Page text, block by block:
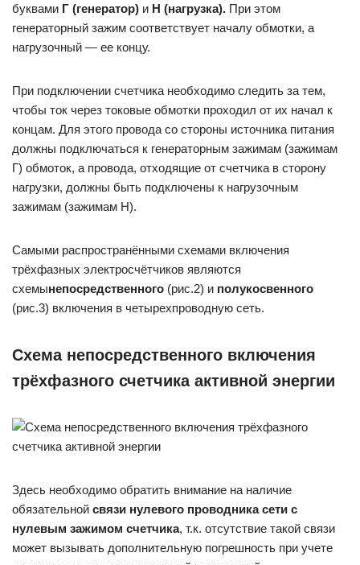
буквами Г (генератор) и Н (нагрузка). При этом
генераторный зажим соответствует началу обмотки, а
нагрузочный — ее концу.
При подключении счетчика необходимо следить за тем,
чтобы ток через токовые обмотки проходил от их начал к
концам. Для этого провода со стороны источника питания
должны подключаться к генераторным зажимам (зажимам
Г) обмоток, а провода, отходящие от счетчика в сторону
нагрузки, должны быть подключены к нагрузочным
зажимам (зажимам Н).
Самыми распространёнными схемами включения
трёхфазных электросчётчиков являются
схемынепосредственного (рис.2) и полукосвенного
(рис.3) включения в четырехпроводную сеть.
Схема непосредственного включения
трёхфазного счетчика активной энергии
Здесь необходимо обратить внимание на наличие
обязательной связи нулевого проводника сети с
нулевым зажимом счетчика, т.к. отсутствие такой связи
может вызывать дополнительную погрешность при учете